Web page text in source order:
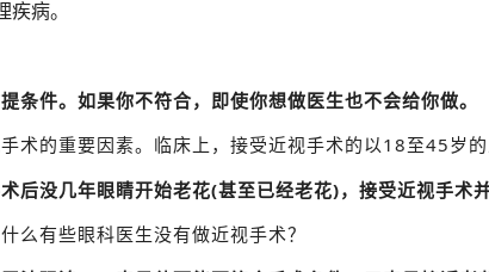
病。
条件。如果你不符合，即使你想做医生也不会给你做。
术的重要因素。临床上，接受近视手术的以18至45岁的
后没几年眼睛开始老花(甚至已经老花)，接受近视手术并
么有些眼科医生没有做近视手术？